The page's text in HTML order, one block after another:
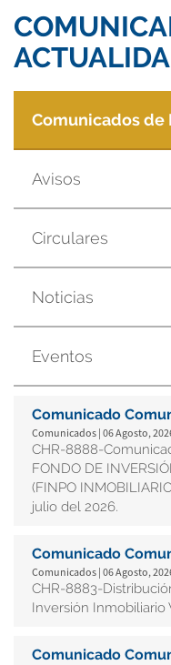
Comunicados de
Avisos
Circulares
Noticias
Eventos
Comunicado
Comunicados | 06 Agosto,
CHR-8888-
FONDO DE
(FINPO
julio del 2026.
Comunicado
Comunicados | 06 Agosto,
CHR-8883-
Inversión Inmobiliario
Comunicado